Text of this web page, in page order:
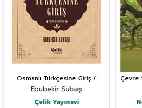
Osmanlı Türkçesine Giriş /
Osmanlı Tükçesi Külliyatı 1
Ebubekir Subaşı
Çelik Yayınevi
Çevre